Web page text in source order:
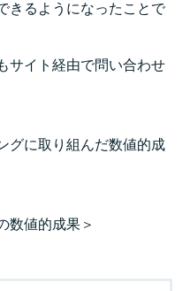
きるようになったことで
サイト経由で問い合わせ
グに取り組んだ数値的成
数値的成果＞